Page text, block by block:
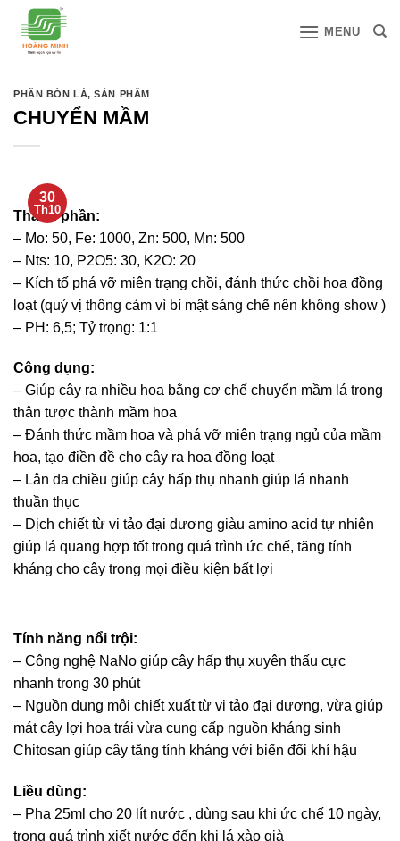
qua
MENU
PHÂN BÓN LÁ,SẢN PHẨM
CHUYỂN MẦM
30
Th10
Thành phần:
– Mo: 50, Fe: 1000, Zn: 500, Mn: 500
– Nts: 10, P2O5: 30, K2O: 20
– Kích tố phá vỡ miên trạng chồi, đánh thức chồi hoa đồng
loạt (quý vị thông cảm vì bí mật sáng chế nên không show )
– PH: 6,5; Tỷ trọng: 1:1
Công dụng:
– Giúp cây ra nhiều hoa bằng cơ chế chuyển mầm lá trong
thân tược thành mầm hoa
– Đánh thức mầm hoa và phá vỡ miên trạng ngủ của mầm
hoa, tạo điền đề cho cây ra hoa đồng loạt
– Lân đa chiều giúp cây hấp thụ nhanh giúp lá nhanh
thuần thục
– Dịch chiết từ vi tảo đại dương giàu amino acid tự nhiên
giúp lá quang hợp tốt trong quá trình ức chế, tăng tính
kháng cho cây trong mọi điều kiện bất lợi
Tính năng nổi trội:
– Công nghệ NaNo giúp cây hấp thụ xuyên thấu cực
nhanh trong 30 phút
– Nguồn dung môi chiết xuất từ vi tảo đại dương, vừa giúp
mát cây lợi hoa trái vừa cung cấp nguồn kháng sinh
Chitosan giúp cây tăng tính kháng với biến đổi khí hậu
Liều dùng:
– Pha 25ml cho 20 lít nước , dùng sau khi ức chế 10 ngày,
trong quá trình xiết nước đến khi lá xào già